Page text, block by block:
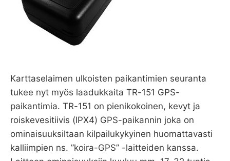
Karttaselaimen ulkoisten paikantimien seuranta
tukee nyt myös laadukkaita TR-151 GPS-
paikantimia. TR-151 on pienikokoinen, kevyt ja
roiskevesitiivis (IPX4) GPS-paikannin joka on
ominaisuuksiltaan kilpailukykyinen huomattavasti
kalliimpien ns. ”koira-GPS” -laitteiden kanssa.